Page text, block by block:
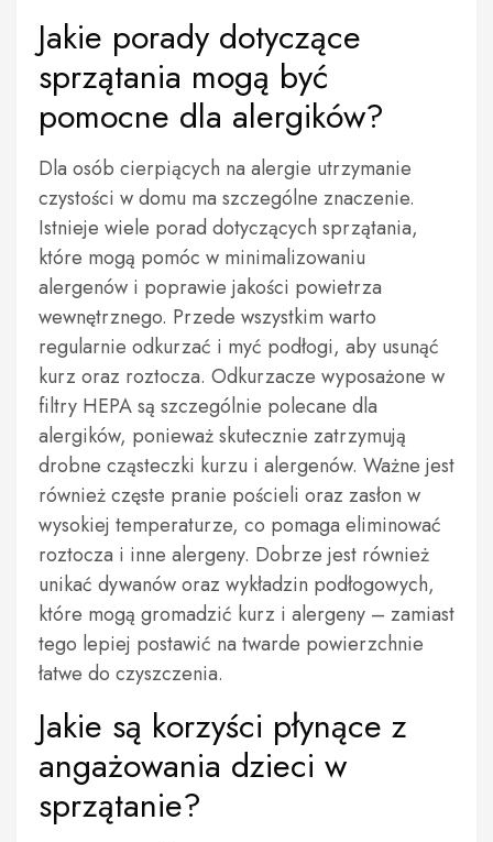
Jakie porady dotyczące
sprzątania mogą być
pomocne dla alergików?
Dla osób cierpiących na alergie utrzymanie
czystości w domu ma szczególne znaczenie.
Istnieje wiele porad dotyczących sprzątania,
które mogą pomóc w minimalizowaniu
alergenów i poprawie jakości powietrza
wewnętrznego. Przede wszystkim warto
regularnie odkurzać i myć podłogi, aby usunąć
kurz oraz roztocza. Odkurzacze wyposażone w
filtry HEPA są szczególnie polecane dla
alergików, ponieważ skutecznie zatrzymują
drobne cząsteczki kurzu i alergenów. Ważne jest
również częste pranie pościeli oraz zasłon w
wysokiej temperaturze, co pomaga eliminować
roztocza i inne alergeny. Dobrze jest również
unikać dywanów oraz wykładzin podłogowych,
które mogą gromadzić kurz i alergeny – zamiast
tego lepiej postawić na twarde powierzchnie
łatwe do czyszczenia.
Jakie są korzyści płynące z
angażowania dzieci w
sprzątanie?